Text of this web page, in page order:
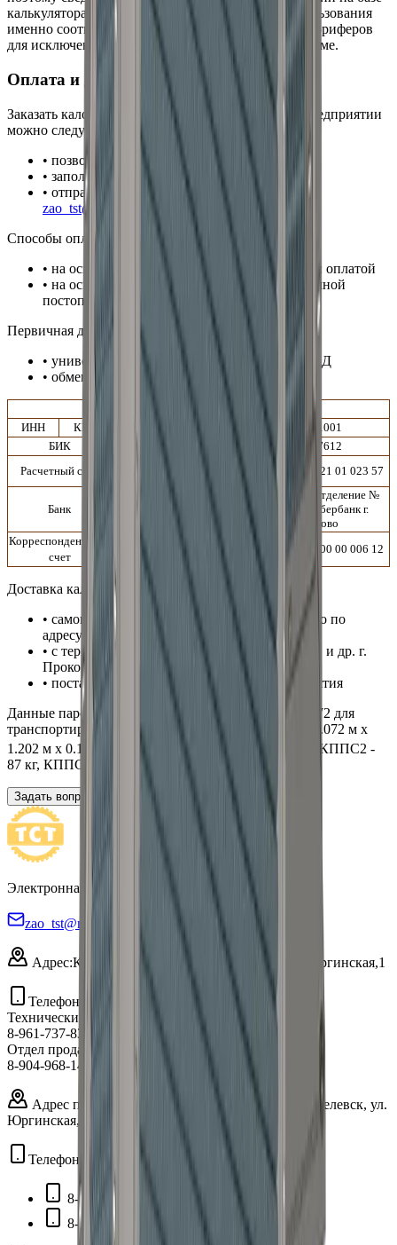
калькулятора подбора требует обязательного использования
именно соответствующих моделей приточных калориферов
для исключения нерасчетных режимов в общей схеме.
Оплата и доставка КППС 1072x1072
Заказать калорифер КППС 1072x1072
на нашем предприятии
можно следующими способами:
• позвонив по телефону:
+7 (904) 968-14-88
• заполнив форму заявки на нашем сайте
• отправив письмо на электронную почту:
zao_tst@mail.ru
Способы оплаты
калорифера КППС 1072x1072
• на основании счета с частичной или полной оплатой
• на основании договора с частичной или полной
постоплатой
Первичная документация:
• универсальный передаточный документ УПД
• обмен документами через ЭДО
ИНН
КПП
421401001
БИК
043207612
Расчетный счет
407 028 100 2621 01 023 57
Банк
Кемеровское отделение №
8615 ПАО Сбербанк г.
Кемерово
Корреспондентский
счет
301 018 101 4525 00
301 018 102 0000 00 006 12
Доставка калорифера КППС 1072x1072
• самовывоз со склада завода, расположенного по
адресу: г. Киселевск, ул. Юргинская 1
• с терминалов ТК «ПЭК», «Деловые Линии» и др. г.
Прокопьевска
• поставка автотранспортом нашего предприятия
Данные парового теплообменника КППС 1072x1072 для
транспортировки. Внешние габаритные размеры
1.072 м х
1.202 м х 0.180 м; объем: 0.232 вес калорифера: КППС2 -
87 кг, КППС
Задать вопрос
Электронная почта
zao_tst@mail.ru
Адрес:Кемеровская область, г. Киселевск, ул. Юргинская,1
Телефоны:
Технические вопросы
8-961-737-83-14
Отдел продаж
8-904-968-14-88
Адрес предприятия:
Кемеровская область, г. Киселевск, ул.
Юргинская, 1
Телефоны:
8-961-737-83-14 - технические вопросы
8-904-968-14-88 - отдел продаж